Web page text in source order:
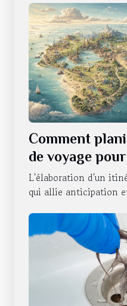
Comment
de voyage
expérience
L'élaboration d'un
qui allie anticipation